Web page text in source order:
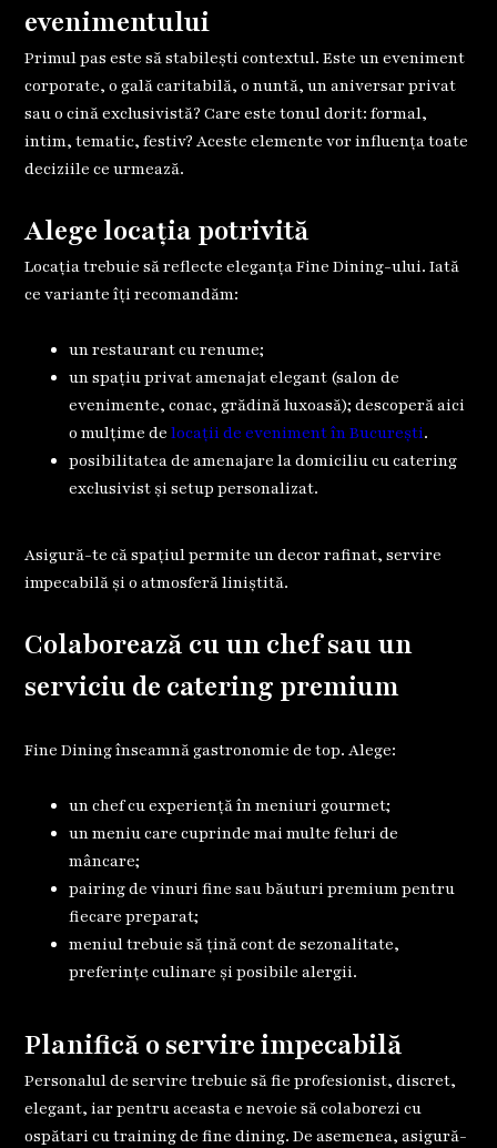
evenimentului
Primul pas este să stabilești contextul. Este un eveniment
corporate, o gală caritabilă, o nuntă, un aniversar privat
sau o cină exclusivistă? Care este tonul dorit: formal,
intim, tematic, festiv? Aceste elemente vor influența toate
deciziile ce urmează.
Alege locația potrivită
Locația trebuie să reflecte eleganța Fine Dining-ului. Iată
ce variante îți recomandăm:
un restaurant cu renume;
un spațiu privat amenajat elegant (salon de
evenimente, conac, grădină luxoasă); descoperă aici
o mulțime delocații de eveniment în București.
posibilitatea de amenajare la domiciliu cu catering
exclusivist și setup personalizat.
Asigură-te că spațiul permite un decor rafinat, servire
impecabilă și o atmosferă liniștită.
Colaborează cu un chef sau un
serviciu de catering premium
Fine Dining înseamnă gastronomie de top. Alege:
un chef cu experiență în meniuri gourmet;
un meniu care cuprinde mai multe feluri de
mâncare;
pairing de vinuri fine sau băuturi premium pentru
fiecare preparat;
meniul trebuie să țină cont de sezonalitate,
preferințe culinare și posibile alergii.
Planifică o servire impecabilă
Personalul de servire trebuie să fie profesionist, discret,
elegant, iar pentru aceasta e nevoie să colaborezi cu
ospătari cu training de fine dining. De asemenea, asigură-